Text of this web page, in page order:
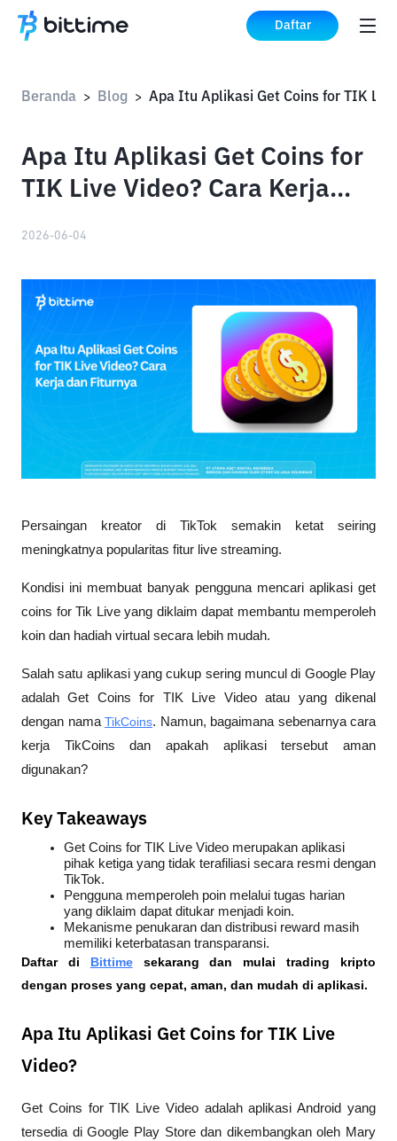
Daftar
Beranda > Blog >
Apa Itu Aplikasi Get Coins for
TIK Live Video? Cara Kerja
2026-06-04
Persaingan kreator di TikTok semakin ketat seiring
meningkatnya popularitas fitur live streaming.
Kondisi ini membuat banyak pengguna mencari aplikasi get
coins for Tik Live yang diklaim dapat membantu memperoleh
koin dan hadiah virtual secara lebih mudah.
Salah satu aplikasi yang cukup sering muncul di Google Play
adalah Get Coins for TIK Live Video atau yang dikenal
dengan nama TikCoins. Namun, bagaimana sebenarnya cara
kerja TikCoins dan apakah aplikasi tersebut aman
digunakan?
Key Takeaways
Get Coins for TIK Live Video merupakan aplikasi
pihak ketiga yang tidak terafiliasi secara resmi dengan
TikTok.
Pengguna memperoleh poin melalui tugas harian
yang diklaim dapat ditukar menjadi koin.
Mekanisme penukaran dan distribusi reward masih
memiliki keterbatasan transparansi.
Daftar di
Bittime sekarang dan mulai trading kripto
dengan proses yang cepat, aman, dan mudah di aplikasi.
Apa Itu Aplikasi Get Coins for TIK Live
Video?
Get Coins for TIK Live Video adalah aplikasi Android yang
tersedia di Google Play Store dan dikembangkan oleh Mary